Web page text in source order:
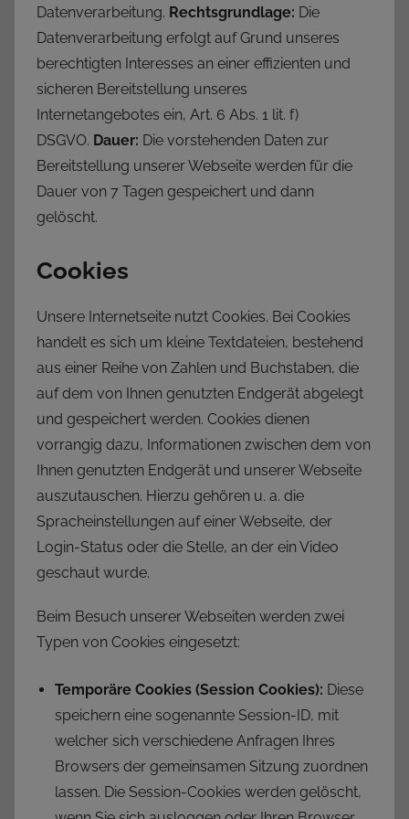
Datenverarbeitung. Rechtsgrundlage: Die
Datenverarbeitung erfolgt auf Grund unseres
berechtigten Interesses an einer effizienten und
sicheren Bereitstellung unseres
Internetangebotes ein, Art. 6 Abs. 1 lit. f)
DSGVO. Dauer: Die vorstehenden Daten zur
Bereitstellung unserer Webseite werden für die
Dauer von 7 Tagen gespeichert und dann
gelöscht.
Cookies
Unsere Internetseite nutzt Cookies. Bei Cookies
handelt es sich um kleine Textdateien, bestehend
aus einer Reihe von Zahlen und Buchstaben, die
auf dem von Ihnen genutzten Endgerät abgelegt
und gespeichert werden. Cookies dienen
vorrangig dazu, Informationen zwischen dem von
Ihnen genutzten Endgerät und unserer Webseite
auszutauschen. Hierzu gehören u. a. die
Spracheinstellungen auf einer Webseite, der
Login-Status oder die Stelle, an der ein Video
geschaut wurde.
Beim Besuch unserer Webseiten werden zwei
Typen von Cookies eingesetzt:
Temporäre Cookies (Session Cookies): Diese
speichern eine sogenannte Session-ID, mit
welcher sich verschiedene Anfragen Ihres
Browsers der gemeinsamen Sitzung zuordnen
lassen. Die Session-Cookies werden gelöscht,